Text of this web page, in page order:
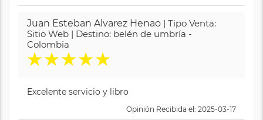
Juan Esteban Alvarez Henao | Tipo Venta:
Sitio Web | Destino: belén de umbría -
Colombia
★★★★★
Excelente servicio y libro
Opinión Recibida el: 2025-03-17